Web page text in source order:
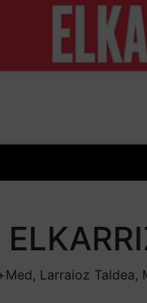
Larraioz